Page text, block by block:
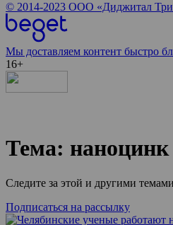
© 2014-2023 ООО «Диджитал
Мы доставляем контент быстро
16+
Тема: наноцинк
Следите за этой и другими
Подписаться на рассылку